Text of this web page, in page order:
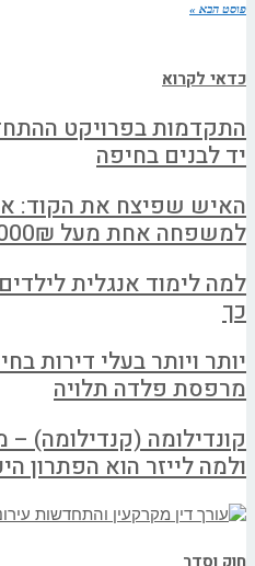
פוסט הבא »
כדאי לקרוא
התקדמות בפרויקט
יד לבנים בחיפה
האיש שפיצח את הקוד:
למשפחה אחת מעל 100,000₪?
למה לימוד אנגלית
כך
יותר ויותר בעלי דירות
מרפסת פלדה תלויה
קונדילומה (קנדילומה)
ולמה לייזר הוא הפתרון